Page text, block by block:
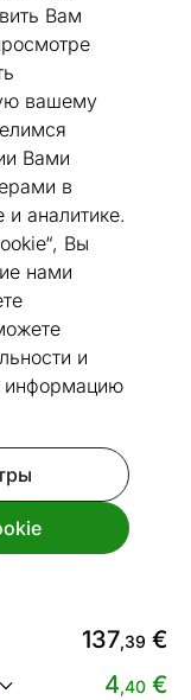
Вам
вашему
Вами
в
и аналитике.
Вы
нами
и
информацию
слайду 1
к слайду 2
137,39 €
4,40 €